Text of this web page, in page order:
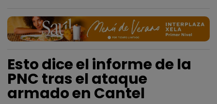
Esto dice el informe de la
PNC tras el ataque
armado en Cantel